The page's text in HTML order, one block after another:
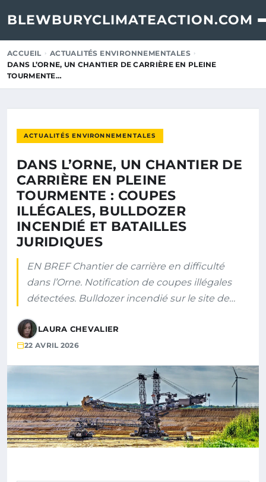
BLEWBURYCLIMATEACTION.COM
ACCUEIL
ACTUALITÉS ENVIRONNEMENTALES
DANS L’ORNE, UN CHANTIER DE CARRIÈRE EN PLEINE
TOURMENTE…
ACTUALITÉS ENVIRONNEMENTALES
DANS L’ORNE, UN CHANTIER DE
CARRIÈRE EN PLEINE
TOURMENTE : COUPES
ILLÉGALES, BULLDOZER
INCENDIÉ ET BATAILLES
JURIDIQUES
EN BREF Chantier de carrière en difficulté
dans l’Orne. Notification de coupes illégales
détectées. Bulldozer incendié sur le site de…
LAURA CHEVALIER
22 AVRIL 2026